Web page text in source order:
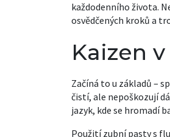
každodenního života.
osvědčených kroků a
Kaizen
Začíná to u základů –
čistí, ale nepoškozují
jazyk, kde se hromadí
Použití zubní pasty s